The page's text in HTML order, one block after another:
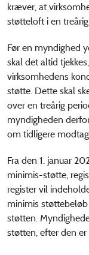
kræver, at
støtteloft i en
Før en myndighed
skal det altid
virksomhedens
støtte. Dette skal
over en treårig
myndigheden
om tidligere
Fra den 1. januar
minimis-støtte,
register vil
minimis
støtten.
støtten, efter den